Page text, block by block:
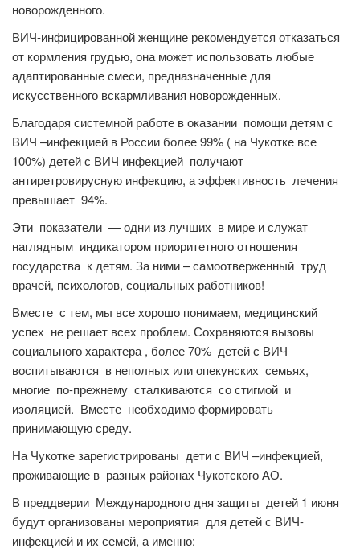
новорожденного.
ВИЧ-инфицированной женщине рекомендуется отказаться
от кормления грудью, она может использовать любые
адаптированные смеси, предназначенные для
искусственного вскармливания новорожденных.
Благодаря системной работе в оказании помощи детям с
ВИЧ –инфекцией в России более 99% ( на Чукотке все
100%) детей с ВИЧ инфекцией получают
антиретровирусную инфекцию, а эффективность лечения
превышает 94%.
Эти показатели — одни из лучших в мире и служат
наглядным индикатором приоритетного отношения
государства к детям. За ними – самоотверженный труд
врачей, психологов, социальных работников!
Вместе с тем, мы все хорошо понимаем, медицинский
успех не решает всех проблем. Сохраняются вызовы
социального характера , более 70% детей с ВИЧ
воспитываются в неполных или опекунских семьях,
многие по-прежнему сталкиваются со стигмой и
изоляцией. Вместе необходимо формировать
принимающую среду.
На Чукотке зарегистрированы дети с ВИЧ –инфекцией,
проживающие в разных районах Чукотского АО.
В преддверии Международного дня защиты детей 1 июня
будут организованы мероприятия для детей с ВИЧ-
инфекцией и их семей, а именно: